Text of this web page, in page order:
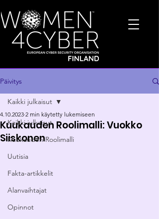
Päivitys
Kaikki julkaisut
Kuukauden Roolimalli
Uutisia
Fakta-artikkelit
Alanvaihtajat
Opinnot
Kaikki julkaisut
Kuukauden Roolimalli: Vuokko
Siiskonen
4.10.2023 2 min käytetty lukemiseen